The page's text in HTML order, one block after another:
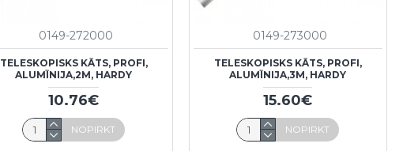
0149-272000
TELESKOPISKS KĀTS, PROFI,
ALUMĪNIJA,2M, HARDY
10.76€
NOPIRKT
0149-273000
TELESKOPISKS KĀTS, PROFI,
ALUMĪNIJA,3M, HARDY
15.60€
NOPIRKT